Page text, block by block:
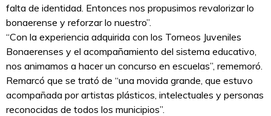
falta de identidad. Entonces nos propusimos revalorizar lo
bonaerense y reforzar lo nuestro”.
“Con la experiencia adquirida con los Torneos Juveniles
Bonaerenses y el acompañamiento del sistema educativo,
nos animamos a hacer un concurso en escuelas”, rememoró.
Remarcó que se trató de “una movida grande, que estuvo
acompañada por artistas plásticos, intelectuales y personas
reconocidas de todos los municipios”.